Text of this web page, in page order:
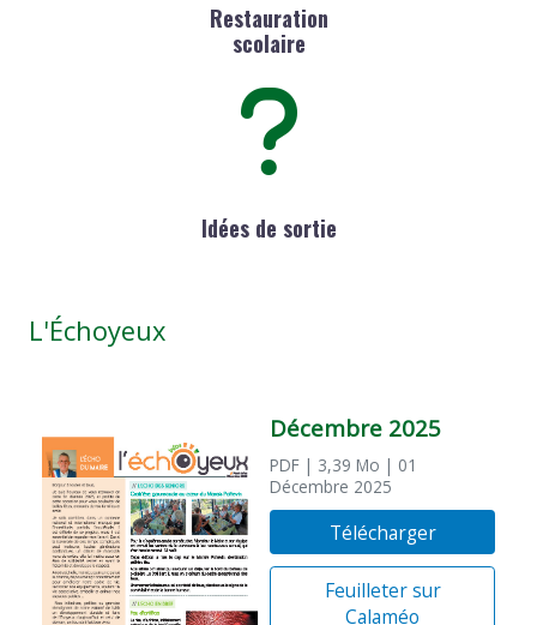
Restauration
scolaire
Idées de sortie
L'Échoyeux
Décembre 2025
PDF | 3,39 Mo | 01
Décembre 2025
Télécharger
Feuilleter sur
Calaméo